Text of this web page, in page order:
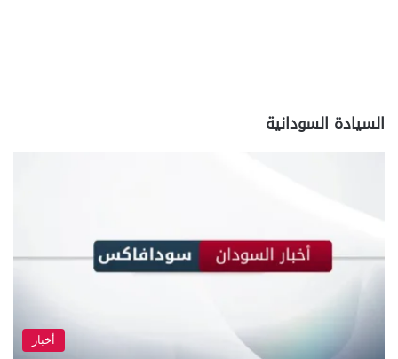
السيادة السودانية
أخبار